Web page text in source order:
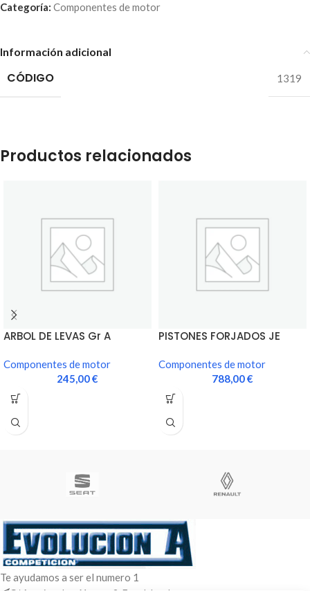
Categoría: Componentes de motor
Información adicional
CÓDIGO 1319
Productos relacionados
ARBOL DE LEVAS Gr A
Componentes de motor
245,00€
PISTONES FORJADOS JE
Componentes de motor
788,00€
Te ayudamos a ser el numero 1